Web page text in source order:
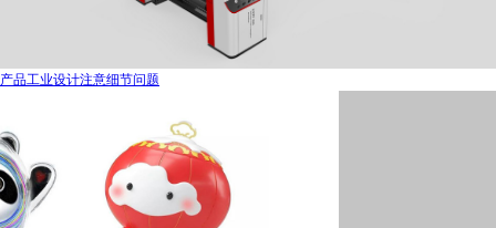
产品工业设计注意细节问题